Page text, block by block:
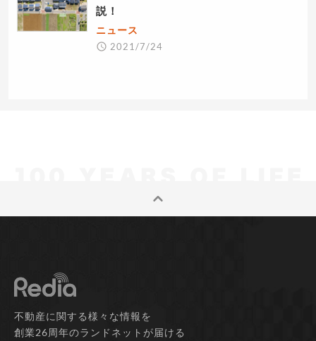
説！
ニュース
2021/7/24
不動産に関する様々な情報を
創業26周年のランドネットが届ける